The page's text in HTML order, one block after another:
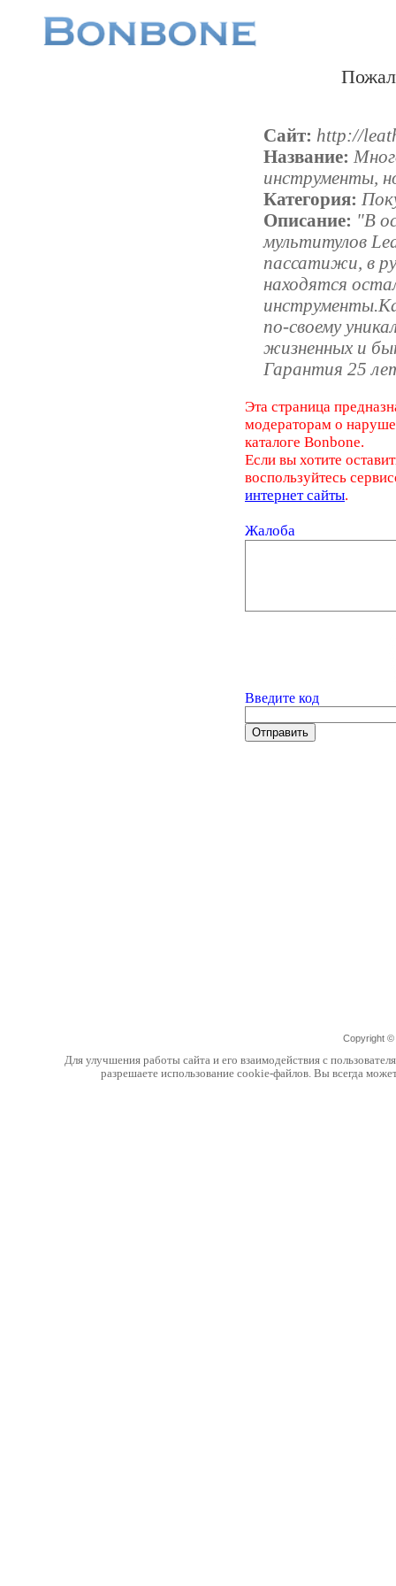
Сайт: http://
Название:
инструменты,
Категория:
Описание: "В
мультитулов
пассатижи, в
находятся
по-своему
жизненных и
Гарантия 25
Эта страница
модераторам о
каталоге Bonbone.
Если вы хотите
воспользуйтесь
интернет сайты.
Жалоба
Введите код
Copyright ©
Для улучшения работы сайта и его взаимодействия с
разрешаете использование cookie-файлов. Вы всегда